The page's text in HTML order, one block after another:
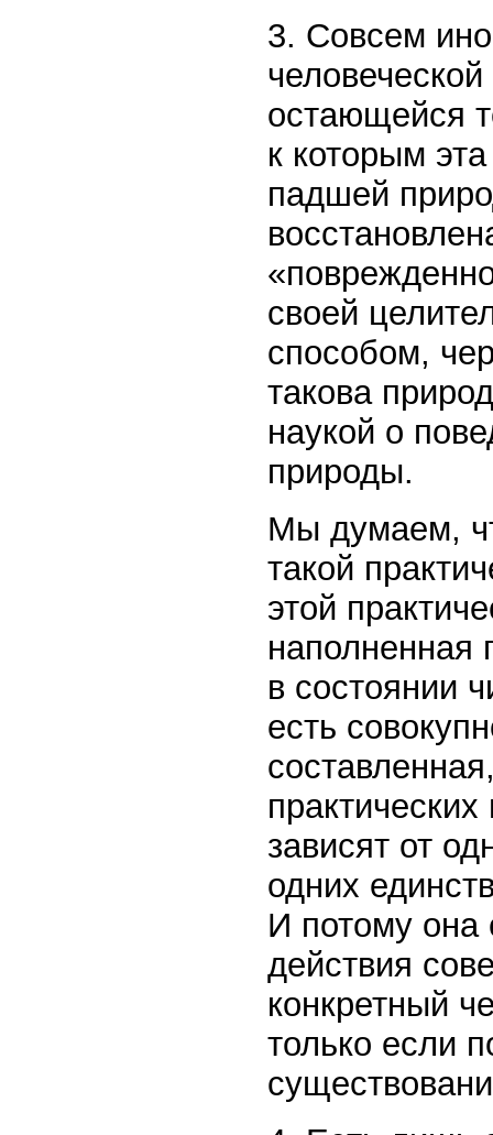
3. Совсем
остающейся
к которым
падшей
своей
способом,
такова
наукой о
природы.
Мы думаем,
такой
этой
наполненная
в состоянии
есть
зависят от
одних
И потому она
действия
конкретный
только если